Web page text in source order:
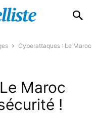
Cyberattaques : Le Maroc
Maroc
!